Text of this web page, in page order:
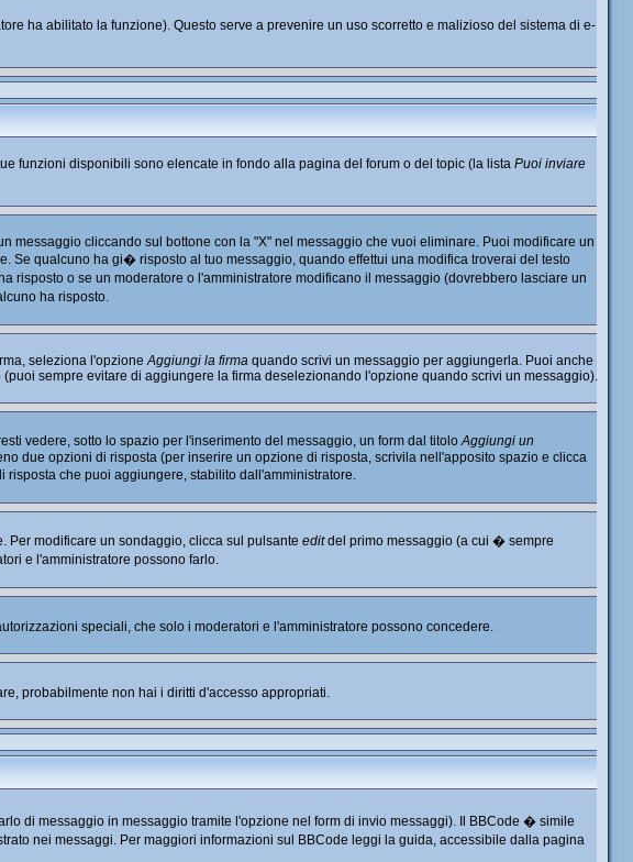
ha abilitato la funzione). Questo serve a prevenire un uso scorretto e malizioso del sistema di e-
funzioni disponibili sono elencate in fondo alla pagina del forum o del topic (la lista Puoi inviare
messaggio cliccando sul bottone con la "X" nel messaggio che vuoi eliminare. Puoi modificare un
Se qualcuno ha gi� risposto al tuo messaggio, quando effettui una modifica troverai del testo
o se un moderatore o l'amministratore modificano il messaggio (dovrebbero lasciare un
ha risposto.
seleziona l'opzioneAggiungi la firmaquando scrivi un messaggio per aggiungerla. Puoi anche
sempre evitare di aggiungere la firma deselezionando l'opzione quando scrivi un messaggio).
vedere, sotto lo spazio per l'inserimento del messaggio, un form dal titoloAggiungi un
due opzioni di risposta (per inserire un opzione di risposta, scrivila nell'apposito spazio e clicca
che puoi aggiungere, stabilito dall'amministratore.
Per modificare un sondaggio, clicca sul pulsante editdel primo messaggio (a cui � sempre
e l'amministratore possono farlo.
speciali, che solo i moderatori e l'amministratore possono concedere.
probabilmente non hai i diritti d'accesso appropriati.
di messaggio in messaggio tramite l'opzione nel form di invio messaggi). Il BBCode � simile
nei messaggi. Per maggiori informazioni sul BBCode leggi la guida, accessibile dalla pagina